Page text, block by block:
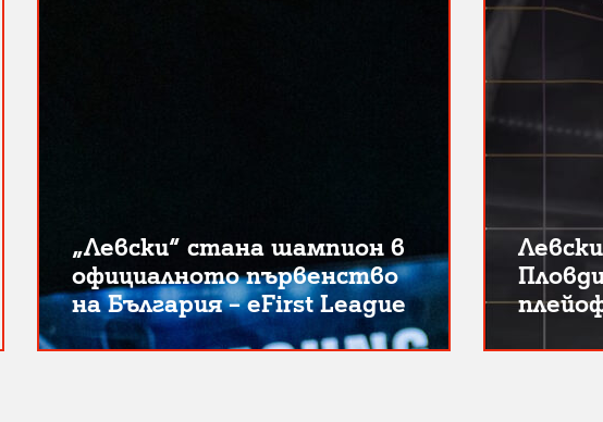
„Левски“ стана шампион в
официалното първенство
на България – eFirst League